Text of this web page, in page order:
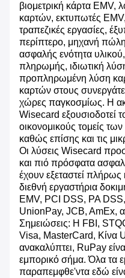
βιομετρική κάρτα EMV,
καρτών, εκτυπωτές
τραπεζικές εργασίες,
περίπτερο, μηχανή
ασφαλής ενότητα
πληρωμής, ιδιωτική
προπληρωμένη λύση
καρτών στους
χώρες παγκοσμίως. Η
Wisecard εξουσιοδοτεί
οικονομικούς τομείς
καθώς επίσης και τις
Οι λύσεις Wisecard
και πιό πρόσφατα
έχουν εξεταστεί
διεθνή εργαστήρια
EMV, PCI DSS, PA
UnionPay, JCB, AmEx,
Σημειώσεις: Η FBI,
Visa, MasterCard, Κίνα
ανακαλύπτει, RuPay
εμπορικό σήμα. Όλα τα
παραπεμφθε'ντα εδώ